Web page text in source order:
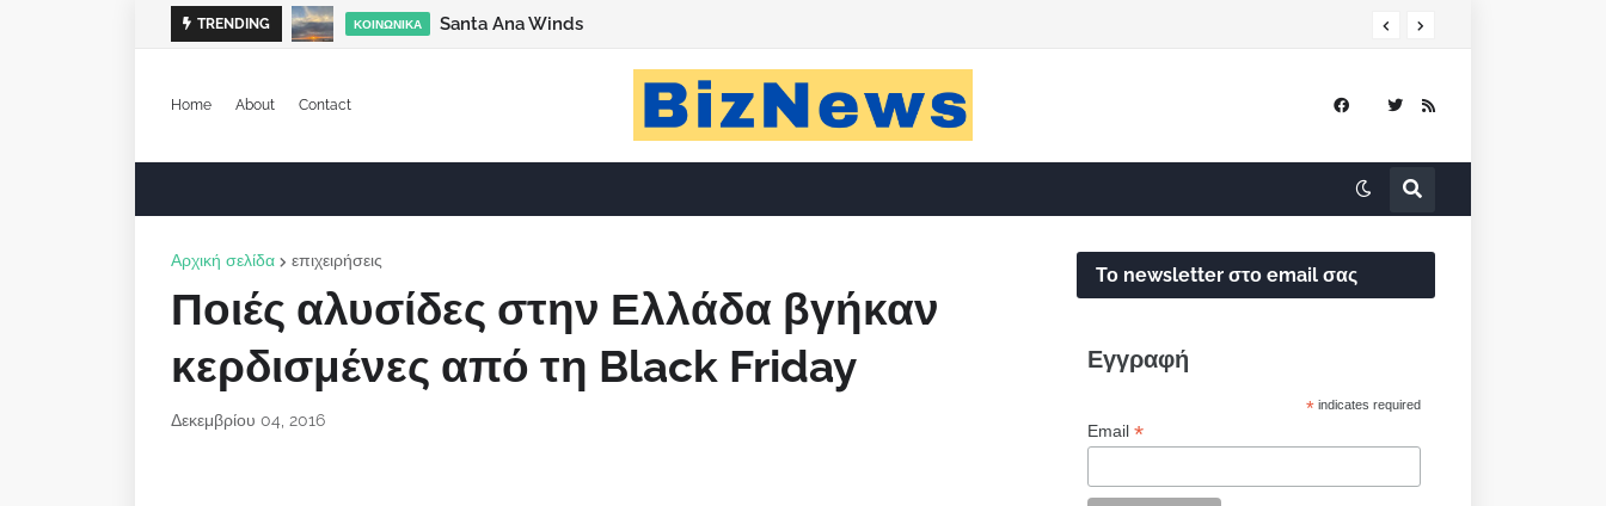
TRENDING ΚΟΙΝΩΝΙΚΆ Santa Ana Winds
Home About Contact
Αρχική σελίδα επιχειρήσεις
Ποιές αλυσίδες στην Ελλάδα βγήκαν
κερδισμένες από τη Black Friday
Δεκεμβρίου 04, 2016
Το newsletter στο email σας
Εγγραφή
* indicates required
Email *